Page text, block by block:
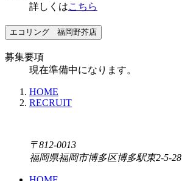
詳しくはこちら
エコリング 福岡野芥店
募集要項
現在準備中になります。
HOME
RECRUIT
〒812-0013
福岡県福岡市博多区博多駅東2-5-28